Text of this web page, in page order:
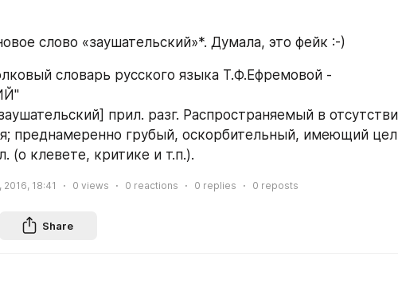
слово «заушательский»*. Думала, это фейк :-)
словарь русского языка Т.Ф.Ефремовой -
прил. разг. Распространяемый в
преднамеренно грубый, оскорбительный, имеющий
(о клевете, критике и т.п.).
2016, 18:41 0 views 0 reactions 0 replies 0 reposts
Share